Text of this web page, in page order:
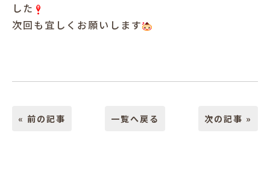
した
次回も宜しくお願いします
« 前の記事 一覧へ戻る 次の記事 »